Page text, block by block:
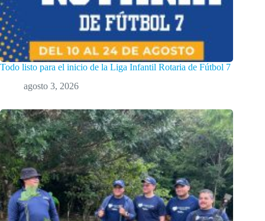
Todo listo para el inicio de la Liga Infantil Rotaria de Fútbol 7
agosto 3, 2026